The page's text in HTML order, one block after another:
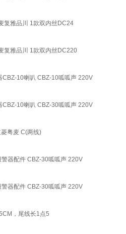
复雅品川 1款双内丝DC24
复雅品川 1款双内丝DC220
10喇叭 CBZ-10呱呱声 220V
10喇叭 CBZ-30呱呱声 220V
粤麦 C(两线)
器配件 CBZ-30呱呱声 220V
器配件 CBZ-30呱呱声 220V
，尾线长1点5